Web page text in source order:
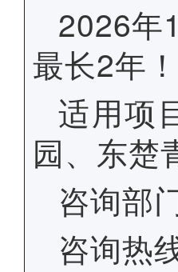
2026年
最长2年！
适用项
园、东楚
咨询部
咨询热